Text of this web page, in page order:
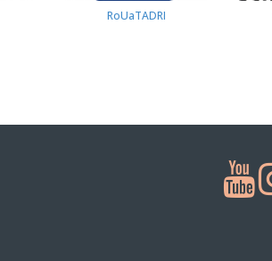
RoUaTADRI